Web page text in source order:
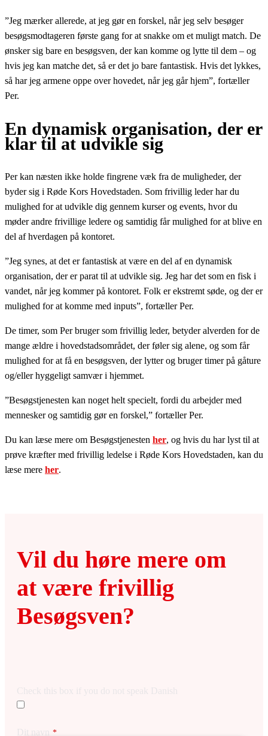
”Jeg mærker allerede, at jeg gør en forskel, når jeg selv besøger
besøgsmodtageren første gang for at snakke om et muligt match. De
ønsker sig bare en besøgsven, der kan komme og lytte til dem – og
hvis jeg kan matche det, så er det jo bare fantastisk. Hvis det lykkes,
så har jeg armene oppe over hovedet, når jeg går hjem”, fortæller
Per.
En dynamisk organisation, der er
klar til at udvikle sig
Per kan næsten ikke holde fingrene væk fra de muligheder, der
byder sig i Røde Kors Hovedstaden. Som frivillig leder har du
mulighed for at udvikle dig gennem kurser og events, hvor du
møder andre frivillige ledere og samtidig får mulighed for at blive en
del af hverdagen på kontoret.
”Jeg synes, at det er fantastisk at være en del af en dynamisk
organisation, der er parat til at udvikle sig. Jeg har det som en fisk i
vandet, når jeg kommer på kontoret. Folk er ekstremt søde, og der er
mulighed for at komme med inputs”, fortæller Per.
De timer, som Per bruger som frivillig leder, betyder alverden for de
mange ældre i hovedstadsområdet, der føler sig alene, og som får
mulighed for at få en besøgsven, der lytter og bruger timer på gåture
og/eller hyggeligt samvær i hjemmet.
”Besøgstjenesten kan noget helt specielt, fordi du arbejder med
mennesker og samtidig gør en forskel,” fortæller Per.
Du kan læse mere om Besøgstjenesten her, og hvis du har lyst til at
prøve kræfter med frivillig ledelse i Røde Kors Hovedstaden, kan du
læse mere her.
Vil du høre mere om
at være frivillig
Besøgsven?
Dit navn *